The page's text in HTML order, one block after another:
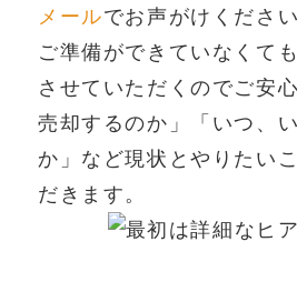
メールでお声がけください
ご準備ができていなくて
させていただくのでご安
売却するのか」「いつ、
か」など現状とやりたい
だきます。